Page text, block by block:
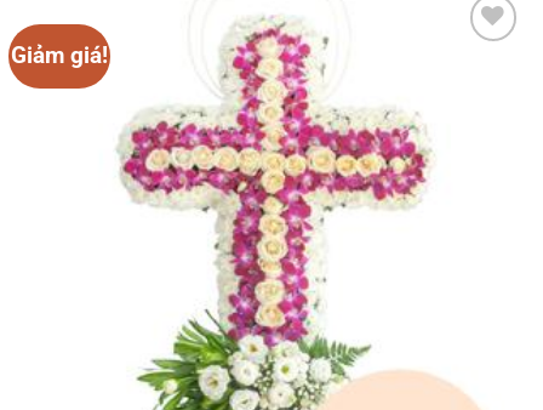
Giảm giá!